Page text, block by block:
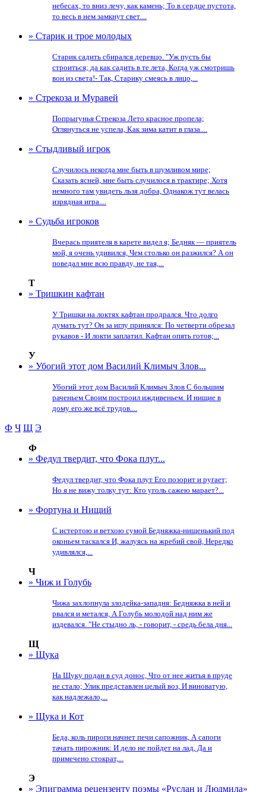
небесах, то вниз лечу, как камень; То в сердце пустота,
то весь в нем замкнут свет....
» Старик и трое молодых
Старик садить сбирался деревцо. "Уж пусть бы
строиться; да как садить в те лета, Когда уж смотришь
вон из света!- Так, Старику смеясь в лицо,...
» Стрекоза и Муравей
Попрыгунья Стрекоза Лето красное пропела;
Оглянуться не успела, Как зима катит в глаза....
» Стыдливый игрок
Случилось некогда мне быть в шумливом мире;
Сказать ясней, мне быть случилося в трактире; Хотя
немного там увидеть льзя добра, Однакож тут велась
изрядная игра....
» Судьба игроков
Вчерась приятеля в карете видел я; Бедняк — приятель
мой, я очень удивился, Чем столько он разжился? А он
поведал мне всю правду, не тая,...
Т
» Тришкин кафтан
У Тришки на локтях кафтан продрался. Что долго
думать тут? Он за иглу принялся: По четверти обрезал
рукавов - И локти заплатил. Кафтан опять готов;...
У
» Убогий этот дом Василий Климыч Злов...
Убогий этот дом Василий Климыч Злов С большим
раченьем Своим построил иждивеньем. И нищие в
дому его же всё трудов....
Ф Ч Щ Э
Ф
» Федул твердит, что Фока плут...
Федул твердит, что Фока плут Его позорит и ругает;
Но я не вижу толку тут: Кто уголь сажею марает?...
» Фортуна и Нищий
С истертою и ветхою сумой Бедняжка-нищенький под
оконьем таскался И, жалуясь на жребий свой, Нередко
удивлялся,...
Ч
» Чиж и Голубь
Чижа захлопнула злодейка-западня: Бедняжка в ней и
рвался и метался, А Голубь молодой над ним же
издевался. "Не стыдно ль, - говорит, - средь бела дня...
Щ
» Щука
На Щуку подан в суд донос, Что от нее житья в пруде
не стало; Улик представлен целый воз, И виноватую,
как надлежало,...
» Щука и Кот
Беда, коль пироги начнет печи сапожник, А сапоги
тачать пирожник: И дело не пойдет на лад, Да и
примечено стократ,...
Э
» Эпиграмма рецензенту поэмы «Руслан и Людмила»